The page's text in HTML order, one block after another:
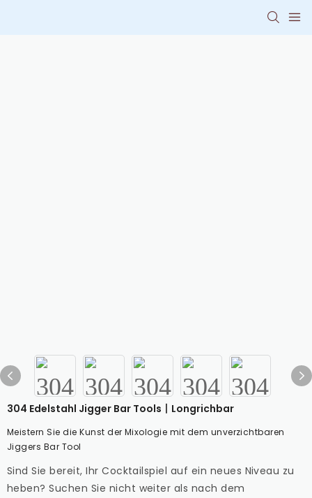
304 Edelstahl Jigger Bar Tools丨Longrichbar
Meistern Sie die Kunst der Mixologie mit dem unverzichtbaren
Jiggers Bar Tool
Sind Sie bereit, Ihr Cocktailspiel auf ein neues Niveau zu
heben? Suchen Sie nicht weiter als nach dem